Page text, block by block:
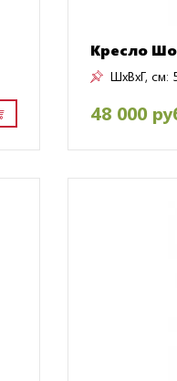
Кресло
ШxВxГ, см:
48 000